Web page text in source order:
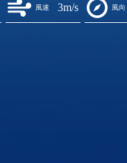
風速 3m/s 風向